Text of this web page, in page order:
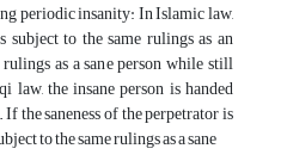
periodic insanity: In Islamic law,
to the same rulings as an
as a sane person while still
law, the insane person is handed
the saneness of the perpetrator is
to the same rulings as a sane